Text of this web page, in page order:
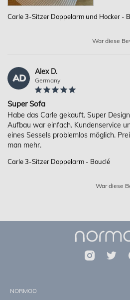
Carle 3-Sitzer Doppelarm und Hocker -
War diese
AD
Alex D.
Germany
Super Sofa
Habe das Carle gekauft. Super
Aufbau war einfach. Kundenservice
eines Sessels problemlos möglich.
Carle 3-Sitzer Doppelarm - Bouclé
War diese
NORMOD